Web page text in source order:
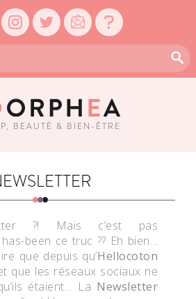
BEAUTÉ & BIEN-ÊTRE
?! Mais c’est pas
been ce truc ?? Eh bien…
que depuis qu’Hellocoton
que les réseaux sociaux ne
étaient… La Newsletter